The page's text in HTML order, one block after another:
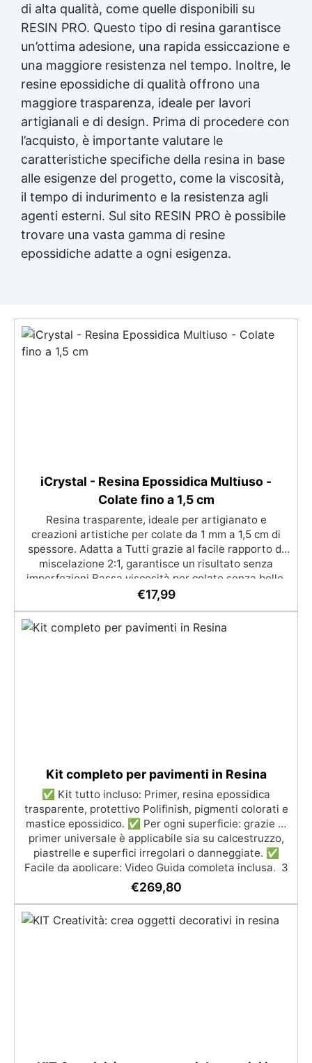
di alta qualità, come quelle disponibili su
RESIN PRO. Questo tipo di resina garantisce
un’ottima adesione, una rapida essiccazione e
una maggiore resistenza nel tempo. Inoltre, le
resine epossidiche di qualità offrono una
maggiore trasparenza, ideale per lavori
artigianali e di design. Prima di procedere con
l’acquisto, è importante valutare le
caratteristiche specifiche della resina in base
alle esigenze del progetto, come la viscosità,
il tempo di indurimento e la resistenza agli
agenti esterni. Sul sito RESIN PRO è possibile
trovare una vasta gamma di resine
epossidiche adatte a ogni esigenza.
iCrystal - Resina Epossidica Multiuso -
Colate fino a 1,5 cm
Resina trasparente, ideale per artigianato e
creazioni artistiche per colate da 1 mm a 1,5 cm di
spessore. Adatta a Tutti grazie al facile rapporto di
miscelazione 2:1, garantisce un risultato senza
imperfezioni Bassa viscosità per colate senza bolle,
compatibile con legno, silicone, vetro, metallo e altri
per il contatto con la pelle, Bpa Free e senza Solventi
(Voc Free) Superficie lucida, autolivellante e con filtri
€17,99
Kit completo per pavimenti in Resina
✅ Kit tutto incluso: Primer, resina epossidica
trasparente, protettivo Polifinish, pigmenti colorati e
mastice epossidico. ✅ Per ogni superficie: grazie al
primer universale è applicabile sia su calcestruzzo,
piastrelle e superfici irregolari o danneggiate. ✅
Facile da applicare: Video Guida completa inclusa, 3
semplici passaggi, dalla preparazione della superficie
alla finitura protettiva antigraffio. ✅ Risultati
professionali: Sistema autolivellante, resistente ai
raggi UV, duraturo e con finitura lucida o satinata. ✅
€269,80